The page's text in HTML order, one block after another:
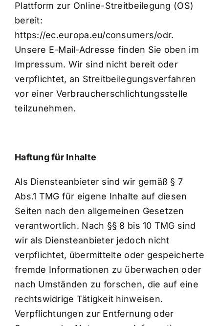
Plattform zur Online-Streitbeilegung (OS)
bereit:
https://ec.europa.eu/consumers/odr.
Unsere E-Mail-Adresse finden Sie oben im
Impressum. Wir sind nicht bereit oder
verpflichtet, an Streitbeilegungsverfahren
vor einer Verbraucherschlichtungsstelle
teilzunehmen.
Haftung für Inhalte
Als Diensteanbieter sind wir gemäß § 7
Abs.1 TMG für eigene Inhalte auf diesen
Seiten nach den allgemeinen Gesetzen
verantwortlich. Nach §§ 8 bis 10 TMG sind
wir als Diensteanbieter jedoch nicht
verpflichtet, übermittelte oder gespeicherte
fremde Informationen zu überwachen oder
nach Umständen zu forschen, die auf eine
rechtswidrige Tätigkeit hinweisen.
Verpflichtungen zur Entfernung oder